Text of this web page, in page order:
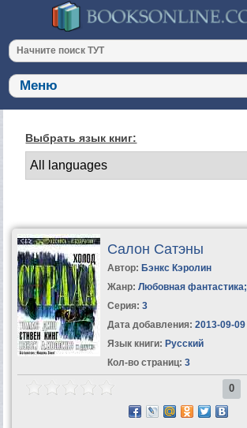
Выбрать язык книг:
Салон Сатэны
Автор: Бэнкс Кэролин
Жанр: Любовная фантастика;
Серия: 3
Дата добавления: 2013-09-09
Язык книги: Русский
Кол-во страниц: 3
0